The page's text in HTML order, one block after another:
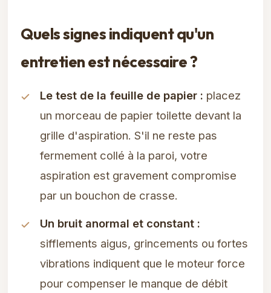
Quels signes indiquent qu'un
entretien est nécessaire ?
Le test de la feuille de papier : placez
un morceau de papier toilette devant la
grille d'aspiration. S'il ne reste pas
fermement collé à la paroi, votre
aspiration est gravement compromise
par un bouchon de crasse.
Un bruit anormal et constant :
sifflements aigus, grincements ou fortes
vibrations indiquent que le moteur force
pour compenser le manque de débit